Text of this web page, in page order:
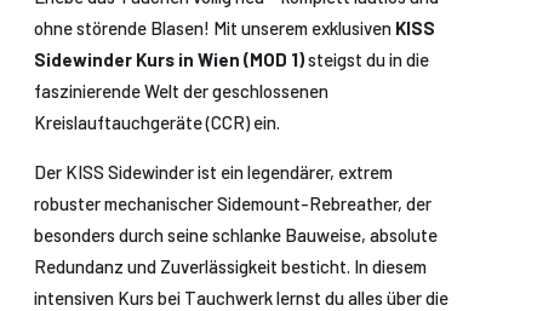
ohne störende Blasen! Mit unserem exklusiven KISS
Sidewinder Kurs in Wien (MOD 1)steigst du in die
faszinierende Welt der geschlossenen
Kreislauftauchgeräte (CCR) ein.
Der KISS Sidewinder ist ein legendärer, extrem
robuster mechanischer Sidemount-Rebreather, der
besonders durch seine schlanke Bauweise, absolute
Redundanz und Zuverlässigkeit besticht. In diesem
intensiven Kurs bei Tauchwerk lernst du alles über die